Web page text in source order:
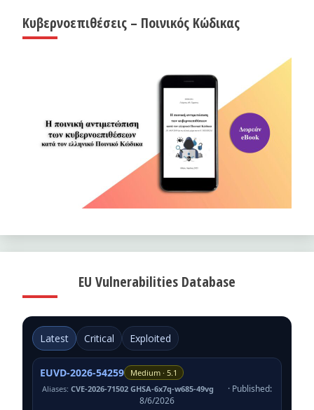
Κυβερνοεπιθέσεις – Ποινικός Κώδικας
EU Vulnerabilities Database
Latest Critical Exploited
EUVD-2026-54259
Medium · 5.1
Aliases:CVE-2026-71502 GHSA-6x7q-w685-49vg
· Published:
8/6/2026